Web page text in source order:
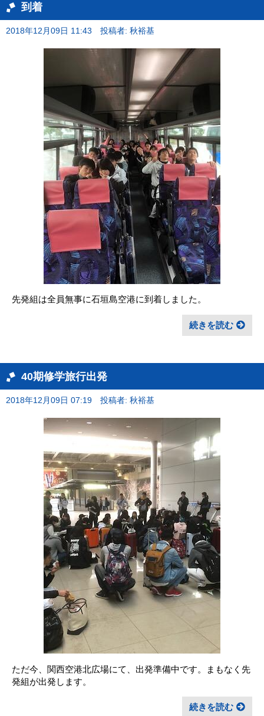
到着
2018年12月09日 11:43 投稿者: 秋裕基
先発組は全員無事に石垣島空港に到着しました。
続きを読む
40期修学旅行出発
2018年12月09日 07:19 投稿者: 秋裕基
ただ今、関西空港北広場にて、出発準備中です。まもなく先
発組が出発します。
続きを読む